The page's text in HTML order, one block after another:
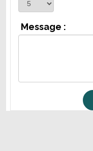
Message :